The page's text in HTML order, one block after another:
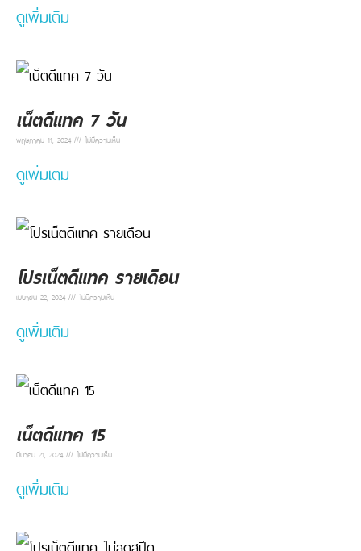
ดูเพิ่มเติม
เน็ตดีแทค 7 วัน
พฤษภาคม 11, 2024 ไม่มีความเห็น
ดูเพิ่มเติม
โปรเน็ตดีแทค รายเดือน
เมษายน 22, 2024 ไม่มีความเห็น
ดูเพิ่มเติม
เน็ตดีแทค 15
มีนาคม 21, 2024 ไม่มีความเห็น
ดูเพิ่มเติม